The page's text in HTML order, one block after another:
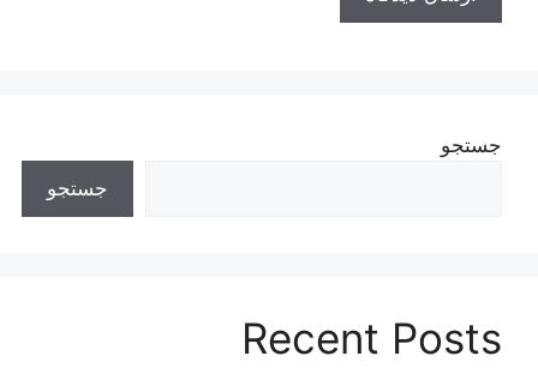
جستجو
جستجو
Recent Posts